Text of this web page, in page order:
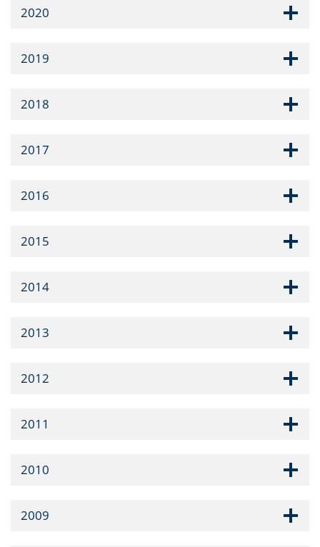
2020
2019
2018
2017
2016
2015
2014
2013
2012
2011
2010
2009